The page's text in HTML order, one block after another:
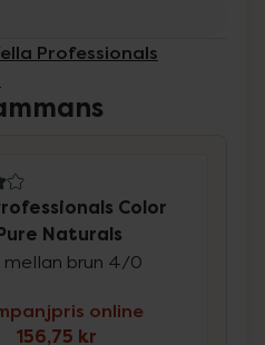
Professionals
Color
Naturals
mellan brun 4/0
online
156,75 kr